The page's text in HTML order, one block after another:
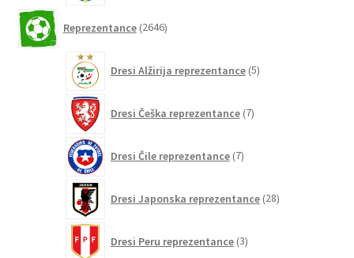
Reprezentance 2646izdelkov
Dresi Alžirija reprezentance 5izdelkov
Dresi Češka reprezentance 7izdelkov
Dresi Čile reprezentance 7izdelkov
Dresi Japonska reprezentance 28izdelkov
Dresi Peru reprezentance 3izdelki